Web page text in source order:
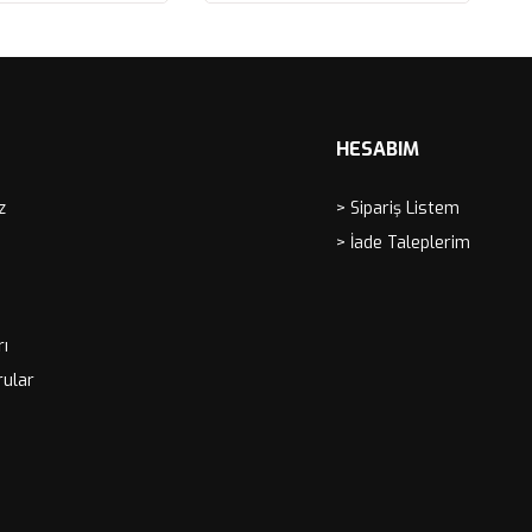
HESABIM
> Sipariş Listem
> İade Taleplerim